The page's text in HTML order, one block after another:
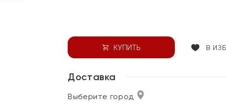
КУПИТЬ В
Доставка
Выберите город